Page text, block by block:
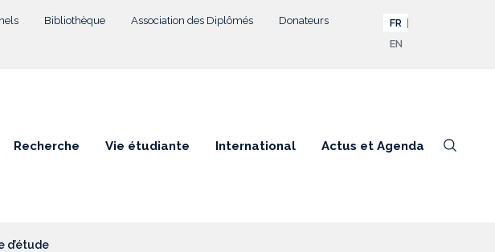
Bibliothèque Association des Diplômés Donateurs
FR
EN
Recherche Vie étudiante International Actus et Agenda
d’étude